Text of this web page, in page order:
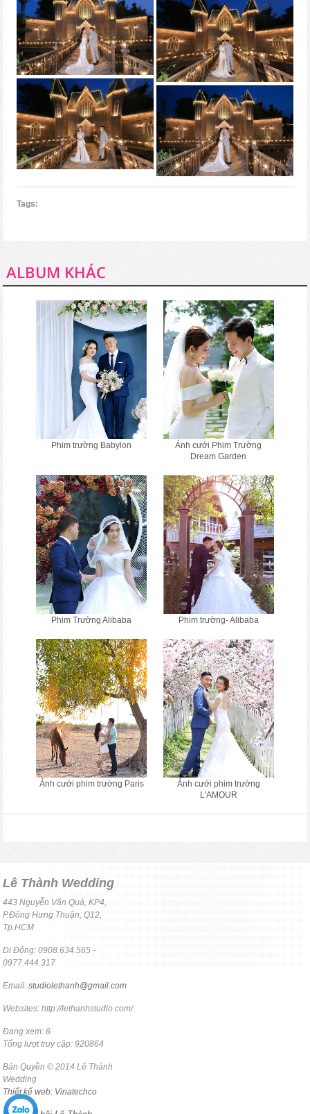
Tags:
ALBUM KHÁC
Phim trường Babylon
Ảnh cưới Phim Trường
Dream Garden
Phim Trường Alibaba Phim trường- Alibaba
Ảnh cưới phim trường Paris
Ảnh cưới phim trường
L'AMOUR
Lê Thành Wedding
443 Nguyễn Văn Quá, KP4,
P.Đông Hưng Thuận, Q12,
Tp.HCM
Di Động: 0908.634.565 -
0977.444.317
Email:studiolethanh@gmail.com
Websites: http://lethanhstudio.com/
Đang xem: 6
Tổng lượt truy cập: 920864
Bản Quyền © 2014 Lê Thành
Wedding
Thiết kế web: Vinatechco